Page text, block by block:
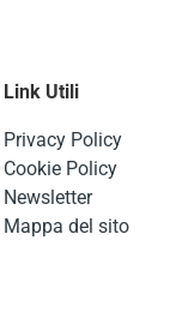
Link Utili
Privacy Policy
Cookie Policy
Newsletter
Mappa del sito